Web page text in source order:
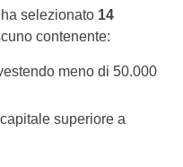
selezionato 14
contenente:
meno di 50.000
superiore a